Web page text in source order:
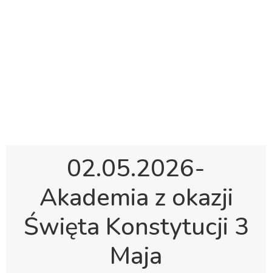
02.05.2026-
Akademia z okazji
Święta Konstytucji 3
Maja